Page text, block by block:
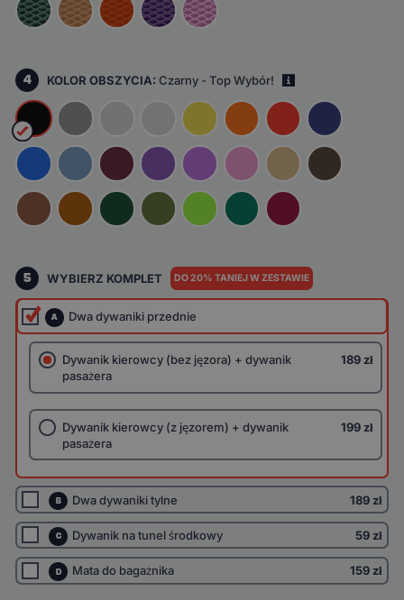
4 KOLOR OBSZYCIA:Czarny - Top Wybór!
5 WYBIERZ KOMPLET DO 20% TANIEJ W ZESTAWIE
A Dwa dywaniki przednie
Dywanik kierowcy (bez jęzora) + dywanik
pasażera
189 zł
Dywanik kierowcy (z jęzorem) + dywanik
pasażera
199 zł
B Dwa dywaniki tylne 189 zł
C Dywanik na tunel środkowy 59 zł
D Mata do bagażnika 159 zł